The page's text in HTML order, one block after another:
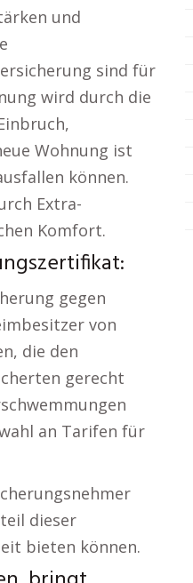
und
sind für
wird durch die
Wohnung ist
können.
Extra-
Komfort.
gegen
von
die den
gerecht
an Tarifen für
dieser
bieten können.